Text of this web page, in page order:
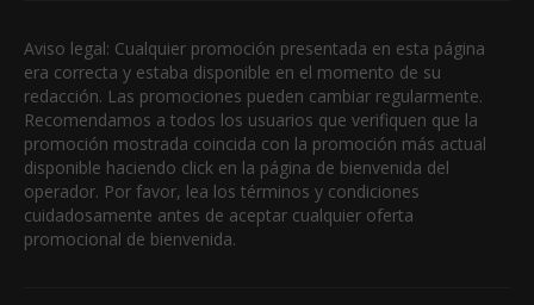
Aviso legal: Cualquier promoción presentada en esta página
era correcta y estaba disponible en el momento de su
redacción. Las promociones pueden cambiar regularmente.
Recomendamos a todos los usuarios que verifiquen que la
promoción mostrada coincida con la promoción más actual
disponible haciendo click en la página de bienvenida del
operador. Por favor, lea los términos y condiciones
cuidadosamente antes de aceptar cualquier oferta
promocional de bienvenida.